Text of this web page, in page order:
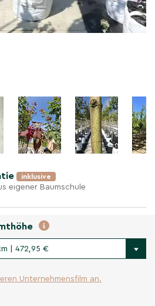
inklusive
eigener Baumschule
| 472,95 €
Unternehmensfilm an.